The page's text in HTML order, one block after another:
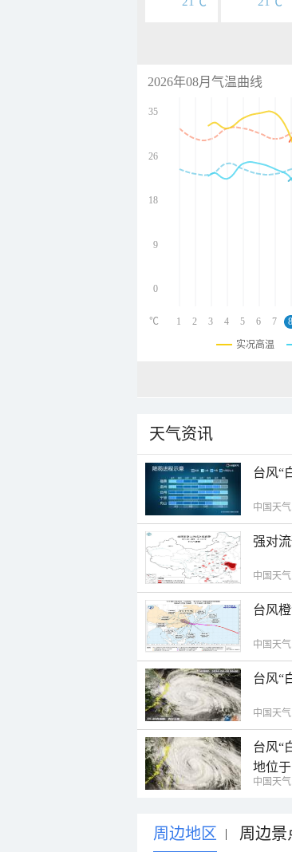
2026年08月气温曲线
35
26
18
9
0
1 2 3 4 5 6 7 8
℃
实况高温
天气资讯
台风“
中国天气
强对
中国天气
台风
中国天气
台风“
中国天气
台风“
地位
中国天气
周边地区 | 周边景